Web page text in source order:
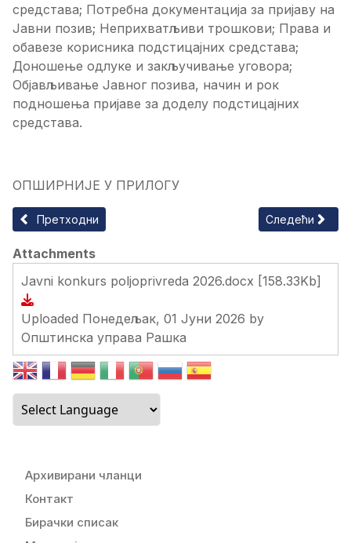
средстава; Потребна документација за пријаву на
Јавни позив; Неприхватљиви трошкови; Права и
обавезе корисника подстицајних средстава;
Доношење одлуке и закључивање уговора;
Објављивање Јавног позива, начин и рок
подношења пријаве за доделу подстицајних
средстава.
ОПШИРНИЈЕ У ПРИЛОГУ
Претходни чланак: ЈАВНИ ПОЗИВ за подношење захтева
Претходни Следећи
Следећи
Attachments
Javni konkurs poljoprivreda 2026.docx [158.33Kb]
Uploaded Понедељак, 01 Јуни 2026 by
Општинска управа Рашка
Архивирани чланци
Контакт
Бирачки списак